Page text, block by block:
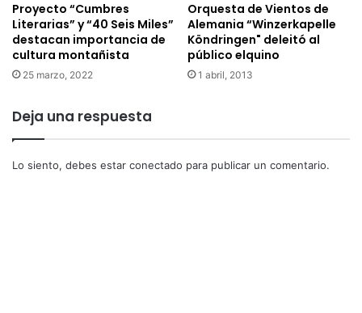
Proyecto “Cumbres
Literarias” y “40 Seis Miles”
destacan importancia de
cultura montañista
25 marzo, 2022
Orquesta de Vientos de
Alemania “Winzerkapelle
Köndringen" deleitó al
público elquino
1 abril, 2013
Deja una respuesta
Lo siento, debes estar conectado para publicar un comentario.